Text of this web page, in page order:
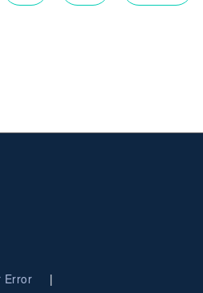
Error |